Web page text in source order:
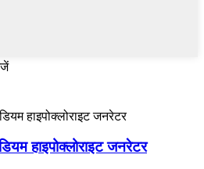
हाइपोक्लोराइट जनरेटर